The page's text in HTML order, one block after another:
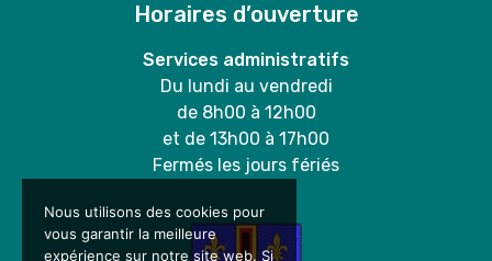
Horaires d’ouverture
Services administratifs
Du lundi au vendredi
de 8h00 à 12h00
et de 13h00 à 17h00
Fermés les jours fériés
Nous utilisons des cookies pour
vous garantir la meilleure
expérience sur notre site web. Si